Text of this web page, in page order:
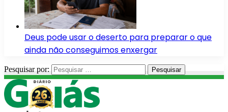
Deus pode usar o deserto para preparar o que
ainda não conseguimos enxergar
Pesquisar por: